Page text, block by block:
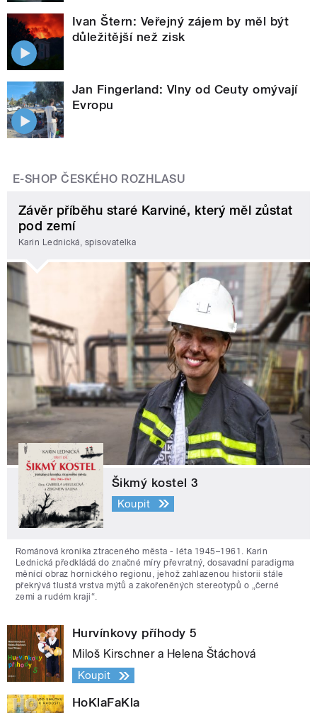
Ivan Štern: Veřejný zájem by měl být
důležitější než zisk
Jan Fingerland: Vlny od Ceuty omývají
Evropu
E-SHOP ČESKÉHO ROZHLASU
Závěr příběhu staré Karviné, který měl zůstat
pod zemí
Karin Lednická, spisovatelka
Šikmý kostel 3
Koupit
Románová kronika ztraceného města - léta 1945–1961. Karin
Lednická předkládá do značné míry převratný, dosavadní paradigma
měnící obraz hornického regionu, jehož zahlazenou historii stále
překrývá tlustá vrstva mýtů a zakořeněných stereotypů o „černé
zemi a rudém kraji“.
Hurvínkovy příhody 5
Miloš Kirschner a Helena Štáchová
Koupit
HoKlaFaKla